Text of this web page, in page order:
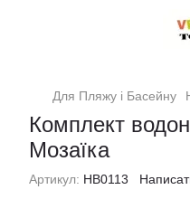
Для Пляжу і Басейну
Комплект
Мозаїка
Артикул: НВ0113